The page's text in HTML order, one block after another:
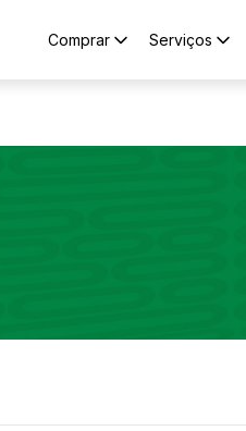
Comprar Serviços